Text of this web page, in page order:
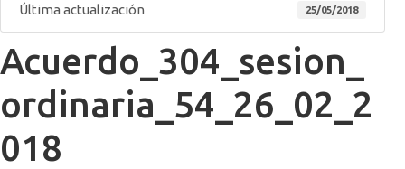
Última actualización 25/05/2018
Acuerdo_304_sesion_
ordinaria_54_26_02_2
018